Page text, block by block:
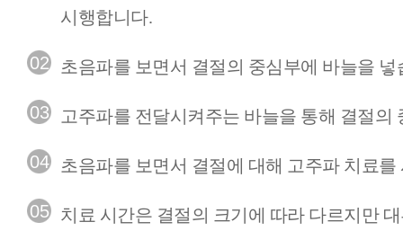
시행합니다.
02 초음파를 보면서 결절의 중심부에 바늘을 넣
03 고주파를 전달시켜주는 바늘을 통해 결절의
04 초음파를 보면서 결절에 대해 고주파 치료를
05
치료 시간은 결절의 크기에 따라 다르지만